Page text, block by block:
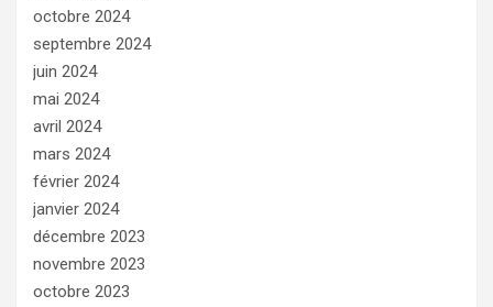
octobre 2024
septembre 2024
juin 2024
mai 2024
avril 2024
mars 2024
février 2024
janvier 2024
décembre 2023
novembre 2023
octobre 2023